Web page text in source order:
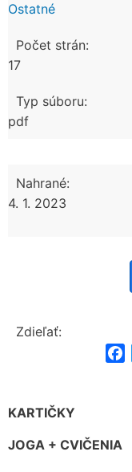
Ostatné
Počet strán:
17
Typ súboru:
pdf
Nahrané:
4. 1. 2023
Zdieľať:
KARTIČKY
JOGA + CVIČENIA